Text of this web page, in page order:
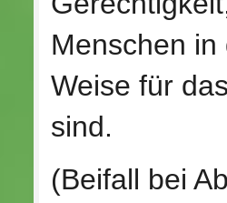
Menschen
Weise für
sind.
(Beifall bei